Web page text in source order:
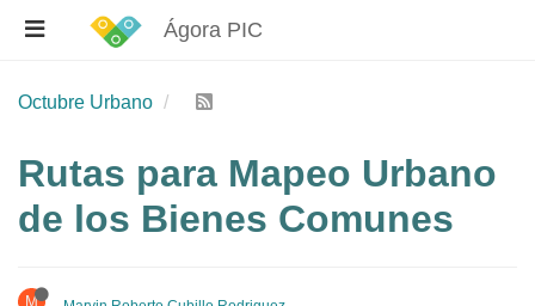
Ágora PIC
Octubre Urbano
Rutas para Mapeo Urbano
de los Bienes Comunes
M